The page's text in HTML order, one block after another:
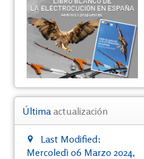
Últimaactualización
Last Modified:
Mercoledì 06 Marzo 2024,